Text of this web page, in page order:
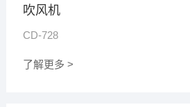
吹风机
CD-728
了解更多 >